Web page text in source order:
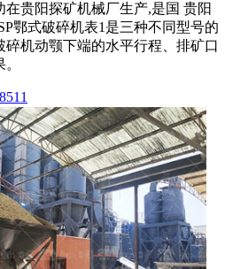
在贵阳探矿机械厂生产,是国 贵阳
鄂式破碎机表1是三种不同型号的
碎机动颚下端的水平行程、排矿口